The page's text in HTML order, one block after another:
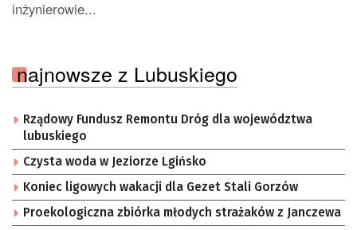
inżynierowie...
najnowsze z Lubuskiego
Rządowy Fundusz Remontu Dróg dla województwa
lubuskiego
Czysta woda w Jeziorze Lgińsko
Koniec ligowych wakacji dla Gezet Stali Gorzów
Proekologiczna zbiórka młodych strażaków z Janczewa